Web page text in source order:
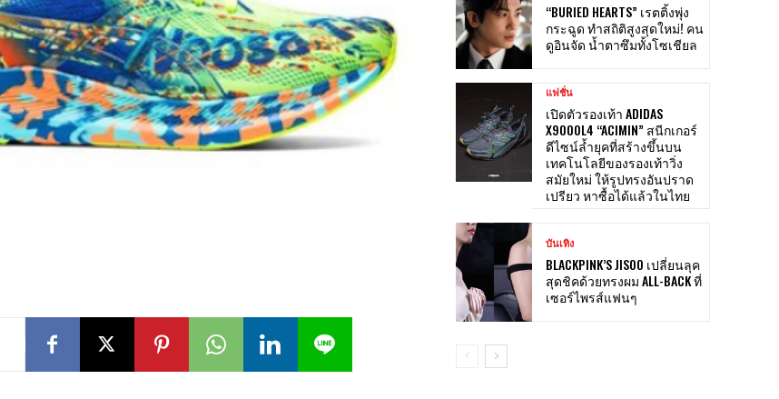
“BURIED HEARTS” เรตติ้งพุ่ง
กระฉูด ทำสถิติสูงสุดใหม่! คน
ดูอินจัด น้ำตาซึมทั้งโซเชียล
แฟชั่น
เปิดตัวรองเท้า ADIDAS
X9000L4 “ACIMIN” สนีกเกอร์
ดีไซน์ล้ำยุคที่สร้างขึ้นบน
เทคโนโลยีของรองเท้าวิ่ง
สมัยใหม่ ให้รูปทรงอันปราด
เปรียว หาซื้อได้แล้วในไทย
บันเทิง
BLACKPINK’S JISOO เปลี่ยนลุค
สุดชิคด้วยทรงผม ALL-BACK ที่
เซอร์ไพรส์แฟนๆ